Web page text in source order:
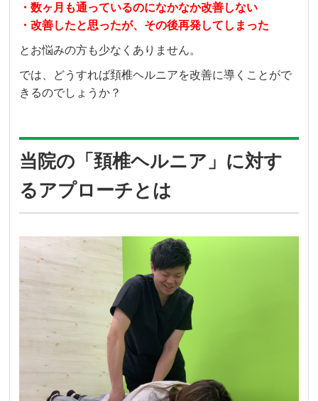
・数ヶ月も通っているのになかなか改善しない
・改善したと思ったが、その後再発してしまった
とお悩みの方も少なくありません。
では、どうすれば頚椎ヘルニアを改善に導くことがで
きるのでしょうか？
当院の「頚椎ヘルニア」に対す
るアプローチとは